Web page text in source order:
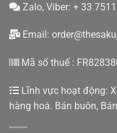
Zalo, Viber: + 33
Email:
Mã số thuế :
Lĩnh vực hoạt động:
hàng hoá. Bán buôn,